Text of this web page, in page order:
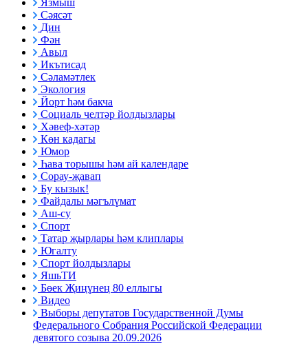
Язмыш
Сәясәт
Дин
Фән
Авыл
Икътисад
Сәламәтлек
Экология
Йорт һәм бакча
Социаль челтәр йолдызлары
Хәвеф-хәтәр
Көн кадагы
Юмор
Һава торышы һәм ай календаре
Сорау-җавап
Бу кызык!
Файдалы мәгълүмат
Аш-су
Спорт
Татар җырлары һәм клиплары
Югалту
Спорт йолдызлары
ЯшьТИ
Бөек Җиңүнең 80 еллыгы
Видео
Выборы депутатов Государственной Думы
Федерального Собрания Российской Федерации
девятого созыва 20.09.2026